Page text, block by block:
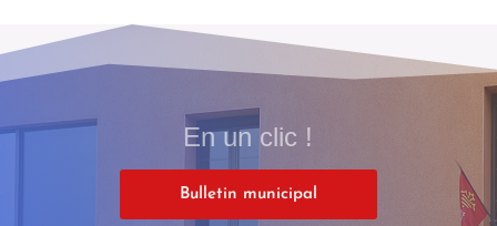
En un clic !
Bulletin municipal